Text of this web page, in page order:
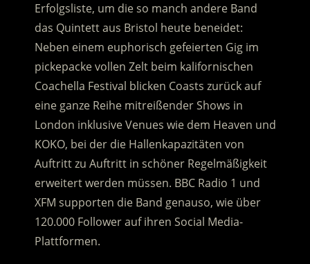
Erfolgsliste, um die so manch andere Band
das Quintett aus Bristol heute beneidet:
Neben einem euphorisch gefeierten Gig im
pickepacke vollen Zelt beim kalifornischen
Coachella Festival blicken Coasts zurück auf
eine ganze Reihe mitreißender Shows in
London inklusive Venues wie dem Heaven und
KOKO, bei der die Hallenkapazitäten von
Auftritt zu Auftritt in schöner Regelmäßigkeit
erweitert werden müssen. BBC Radio 1 und
XFM supporten die Band genauso, wie über
120.000 Follower auf ihren Social Media-
Plattformen.